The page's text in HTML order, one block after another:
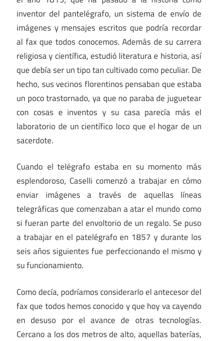
inventor del pantelégrafo, un sistema de envío de
imágenes y mensajes escritos que podría recordar
al fax que todos conocemos. Además de su carrera
religiosa y científica, estudió literatura e historia, así
que debía ser un tipo tan cultivado como peculiar. De
hecho, sus vecinos florentinos pensaban que estaba
un poco trastornado, ya que no paraba de juguetear
con cosas e inventos y su casa parecía más el
laboratorio de un científico loco que el hogar de un
sacerdote.
Cuando el telégrafo estaba en su momento más
esplendoroso, Caselli comenzó a trabajar en cómo
enviar imágenes a través de aquellas líneas
telegráficas que comenzaban a atar el mundo como
si fueran parte del envoltorio de un regalo. Se puso
a trabajar en el patelégrafo en 1857 y durante los
seis años siguientes fue perfeccionando el mismo y
su funcionamiento.
Como decía, podríamos considerarlo el antecesor del
fax que todos hemos conocido y que hoy va cayendo
en desuso por el avance de otras tecnologías.
Cercano a los dos metros de alto, aquellas baterías,